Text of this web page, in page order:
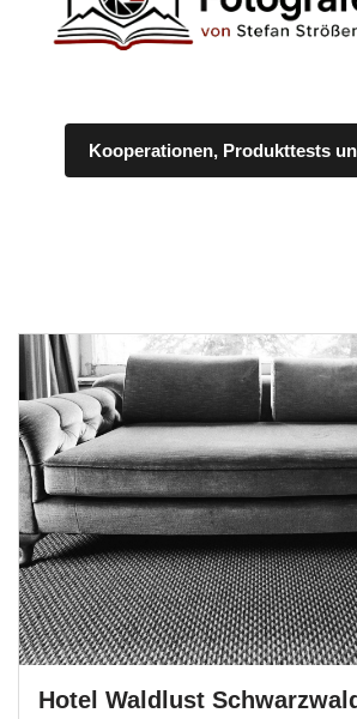
Kooperationen, Produkttests
Hotel Waldlust Schwarzwald